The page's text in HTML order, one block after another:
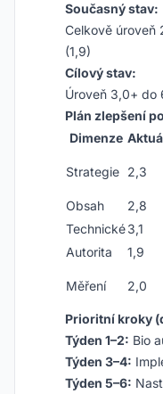
Současný stav:
Celkově úroveň
(1,9)
Cílový stav:
Úroveň 3,0+ do
Plán zlepšení
Dimenze
Strategie 2,3
Obsah
2,8
Technické3,1
Autorita
1,9
Měření 2,0
Prioritní kroky
Týden 1–2: Bio
Týden 3–4:
Týden 5–6: